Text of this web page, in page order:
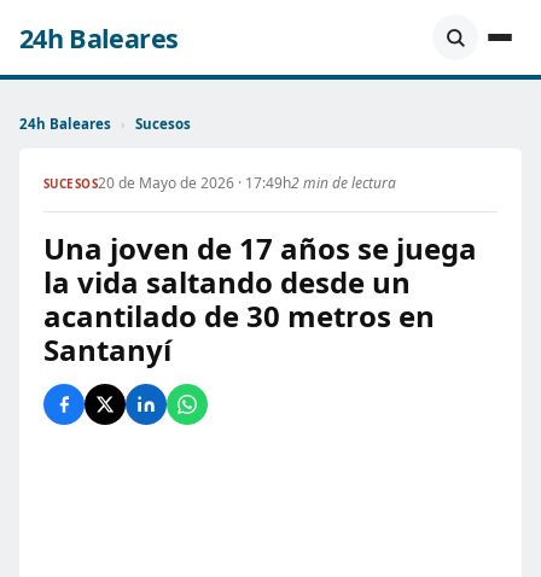
24h Baleares
24h Baleares › Sucesos
SUCESOS20 de Mayo de 2026 · 17:49h2 min de lectura
Una joven de 17 años se juega
la vida saltando desde un
acantilado de 30 metros en
Santanyí